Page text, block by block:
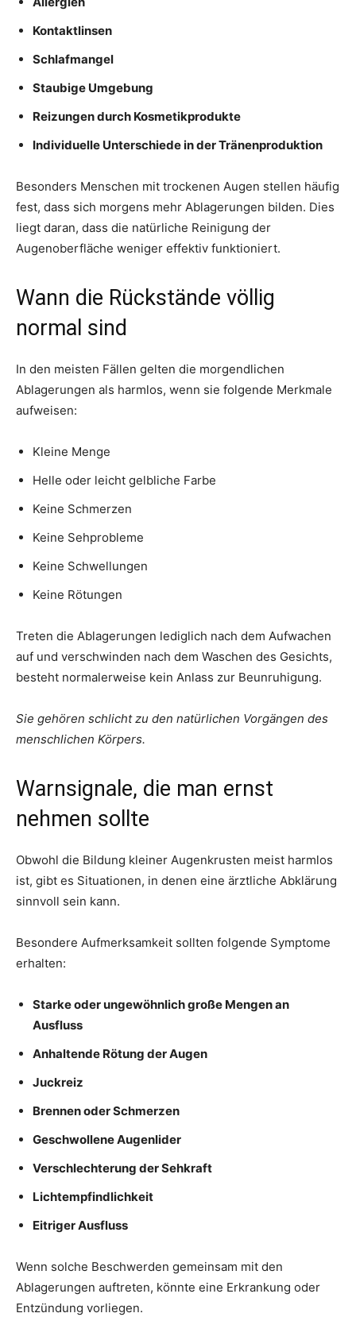
Kontaktlinsen
Schlafmangel
Staubige Umgebung
Reizungen durch Kosmetikprodukte
Individuelle Unterschiede in der Tränenproduktion
Besonders Menschen mit trockenen Augen stellen häufig
fest, dass sich morgens mehr Ablagerungen bilden. Dies
liegt daran, dass die natürliche Reinigung der
Augenoberfläche weniger effektiv funktioniert.
Wann die Rückstände völlig
normal sind
In den meisten Fällen gelten die morgendlichen
Ablagerungen als harmlos, wenn sie folgende Merkmale
aufweisen:
Kleine Menge
Helle oder leicht gelbliche Farbe
Keine Schmerzen
Keine Sehprobleme
Keine Schwellungen
Keine Rötungen
Treten die Ablagerungen lediglich nach dem Aufwachen
auf und verschwinden nach dem Waschen des Gesichts,
besteht normalerweise kein Anlass zur Beunruhigung.
Sie gehören schlicht zu den natürlichen Vorgängen des
menschlichen Körpers.
Warnsignale, die man ernst
nehmen sollte
Obwohl die Bildung kleiner Augenkrusten meist harmlos
ist, gibt es Situationen, in denen eine ärztliche Abklärung
sinnvoll sein kann.
Besondere Aufmerksamkeit sollten folgende Symptome
erhalten:
Starke oder ungewöhnlich große Mengen an
Ausfluss
Anhaltende Rötung der Augen
Juckreiz
Brennen oder Schmerzen
Geschwollene Augenlider
Verschlechterung der Sehkraft
Lichtempfindlichkeit
Eitriger Ausfluss
Wenn solche Beschwerden gemeinsam mit den
Ablagerungen auftreten, könnte eine Erkrankung oder
Entzündung vorliegen.